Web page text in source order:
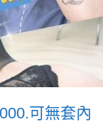
可無套內